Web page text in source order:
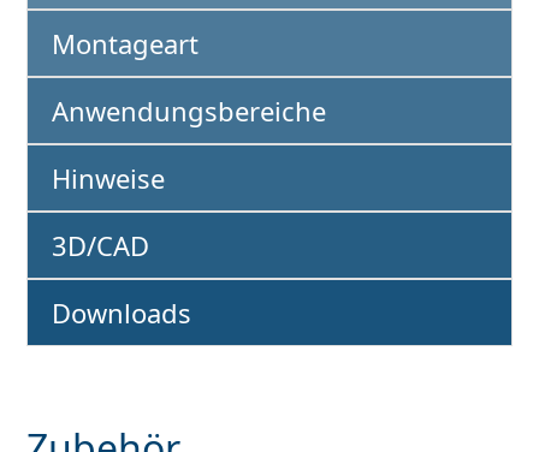
Montageart
Anwendungsbereiche
Hinweise
3D/CAD
Downloads